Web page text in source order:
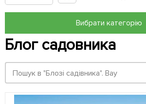
Вибрати категорію
Блог садовника